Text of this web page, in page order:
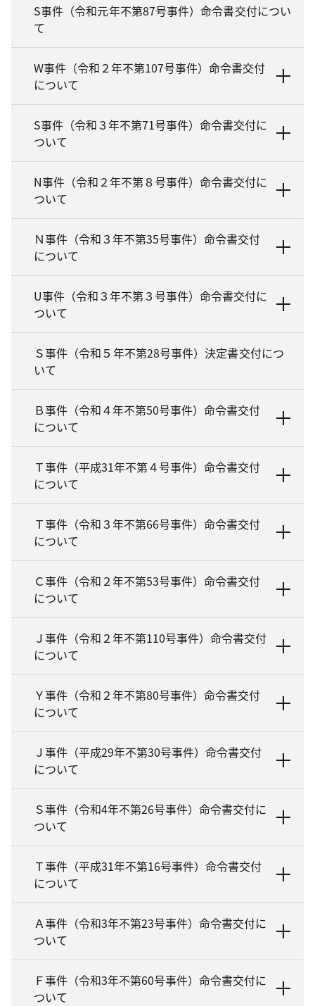
S事件（令和元年不第87号事件）命令書交付につい
て
W事件（令和２年不第107号事件）命令書交付
について
S事件（令和３年不第71号事件）命令書交付に
ついて
N事件（令和２年不第８号事件）命令書交付に
ついて
Ｎ事件（令和３年不第35号事件）命令書交付
について
U事件（令和３年不第３号事件）命令書交付に
ついて
Ｓ事件（令和５年不第28号事件）決定書交付につ
いて
Ｂ事件（令和４年不第50号事件）命令書交付
について
Ｔ事件（平成31年不第４号事件）命令書交付
について
Ｔ事件（令和３年不第66号事件）命令書交付
について
Ｃ事件（令和２年不第53号事件）命令書交付
について
Ｊ事件（令和２年不第110号事件）命令書交付
について
Ｙ事件（令和２年不第80号事件）命令書交付
について
Ｊ事件（平成29年不第30号事件）命令書交付
について
Ｓ事件（令和4年不第26号事件）命令書交付に
ついて
Ｔ事件（平成31年不第16号事件）命令書交付
について
Ａ事件（令和3年不第23号事件）命令書交付に
ついて
Ｆ事件（令和3年不第60号事件）命令書交付に
ついて